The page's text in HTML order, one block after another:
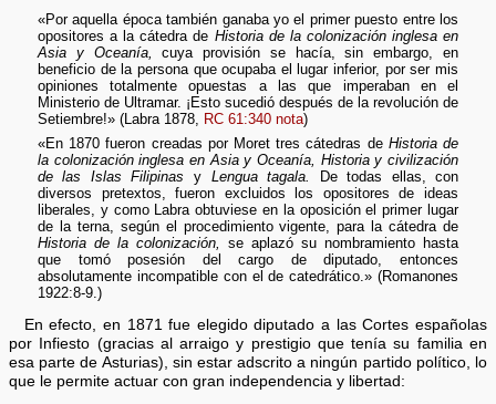
«Por aquella época también ganaba yo el primer puesto entre los
opositores a la cátedra de Historia de la colonización inglesa en
Asia y Oceanía,
cuya provisión se hacía, sin embargo, en
beneficio de la persona que ocupaba el lugar inferior, por ser mis
opiniones totalmente opuestas a las que imperaban en el
Ministerio de Ultramar. ¡Esto sucedió después de la revolución de
Setiembre!» (Labra 1878, RC 61:340 nota)
«En 1870 fueron creadas por Moret tres cátedras de Historia de
la colonización inglesa en Asia y Oceanía, Historia y civilización
de las Islas Filipinas y Lengua tagala.
De todas ellas, con
diversos pretextos, fueron excluidos los opositores de ideas
liberales, y como Labra obtuviese en la oposición el primer lugar
de la terna, según el procedimiento vigente, para la cátedra de
Historia de la colonización,
se aplazó su nombramiento hasta
que tomó posesión del cargo de diputado, entonces
absolutamente incompatible con el de catedrático.» (Romanones
1922:8-9.)
En efecto, en 1871 fue elegido diputado a las Cortes españolas
por Infiesto (gracias al arraigo y prestigio que tenía su familia en
esa parte de Asturias), sin estar adscrito a ningún partido político, lo
que le permite actuar con gran independencia y libertad: